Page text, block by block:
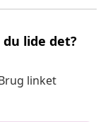
lide det?
linket